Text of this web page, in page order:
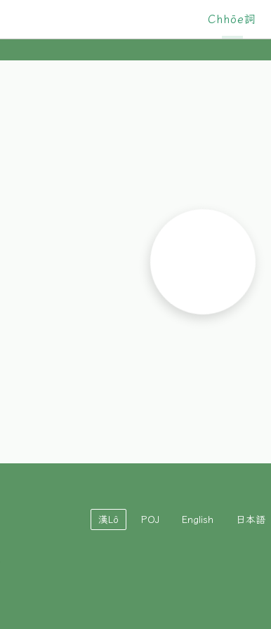
Chhōe詞
漢Lô POJ English 日本語